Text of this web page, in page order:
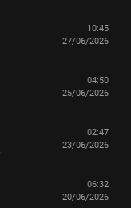
10:45
27/06/2026
04:50
25/06/2026
02:47
23/06/2026
06:32
20/06/2026